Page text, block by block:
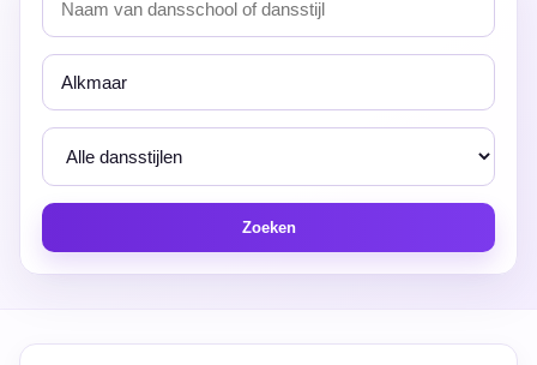
Zoeken